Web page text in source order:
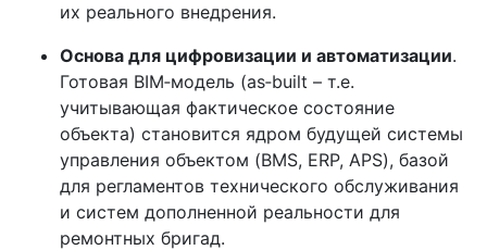
их реального внедрения.
Основа для цифровизации и автоматизации.
Готовая BIM‑модель (as‑built – т.е.
учитывающая фактическое состояние
объекта) становится ядром будущей системы
управления объектом (BMS, ERP, APS), базой
для регламентов технического обслуживания
и систем дополненной реальности для
ремонтных бригад.